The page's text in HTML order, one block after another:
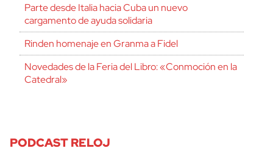
Parte desde Italia hacia Cuba un nuevo
cargamento de ayuda solidaria
Rinden homenaje en Granma a Fidel
Novedades de la Feria del Libro: «Conmoción en la
Catedral»
PODCAST RELOJ